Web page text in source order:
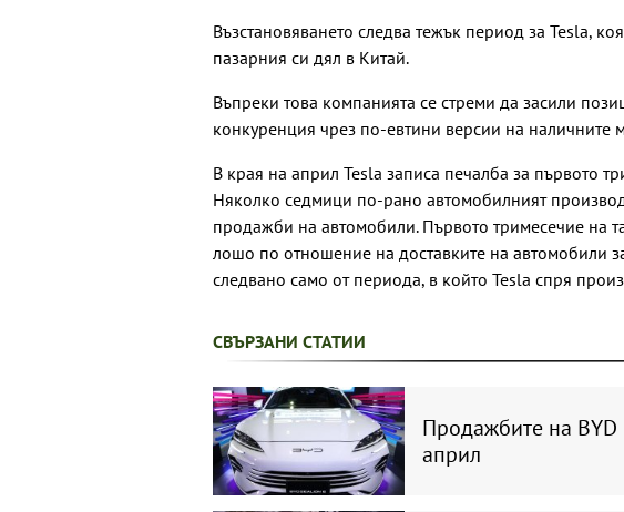
Възстановяването следва тежък период за Tesla,
пазарния си дял в Китай.
Въпреки това компанията се стреми да засили
конкуренция чрез по-евтини версии на наличните
В края на април Tesla записа печалба за първото
Няколко седмици по-рано автомобилният
продажби на автомобили. Първото тримесечие на
лошо по отношение на доставките на автомобили
следвано само от периода, в който Tesla спря
СВЪРЗАНИ СТАТИИ
Продажбите на BYD
април